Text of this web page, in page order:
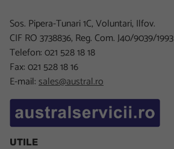
Sos. Pipera-Tunari 1C, Voluntari, Ilfov.
CIF RO 3738836, Reg. Com. J40/9039/1993
Telefon: 021 528 18 18
Fax: 021 528 18 16
E-mail:sales@austral.ro
UTILE